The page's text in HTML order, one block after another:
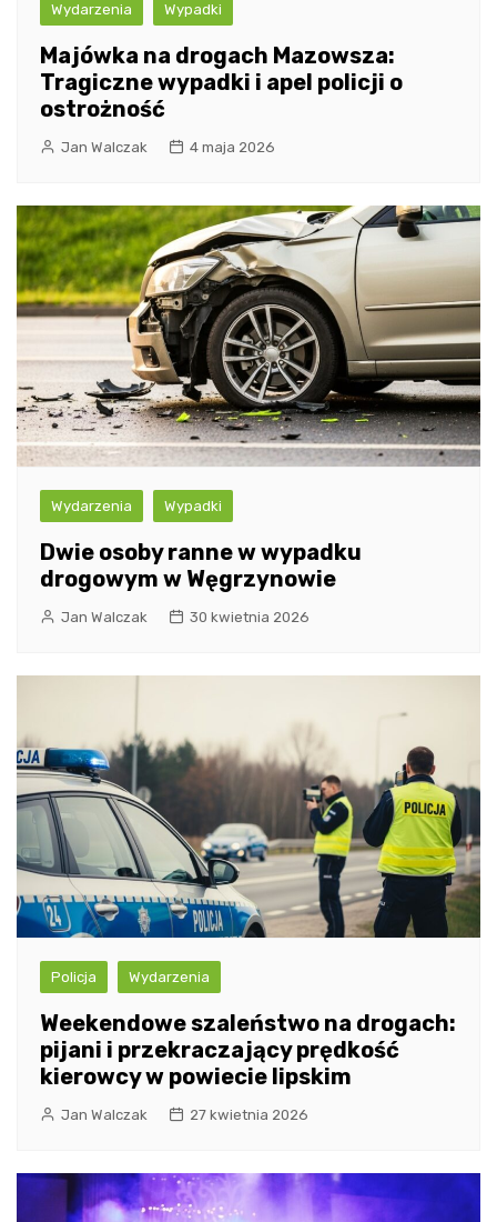
Wydarzenia Wypadki
Majówka na drogach Mazowsza:
Tragiczne wypadki i apel policji o
ostrożność
Jan Walczak 4 maja 2026
Wydarzenia Wypadki
Dwie osoby ranne w wypadku
drogowym w Węgrzynowie
Jan Walczak 30 kwietnia 2026
Policja Wydarzenia
Weekendowe szaleństwo na drogach:
pijani i przekraczający prędkość
kierowcy w powiecie lipskim
Jan Walczak 27 kwietnia 2026